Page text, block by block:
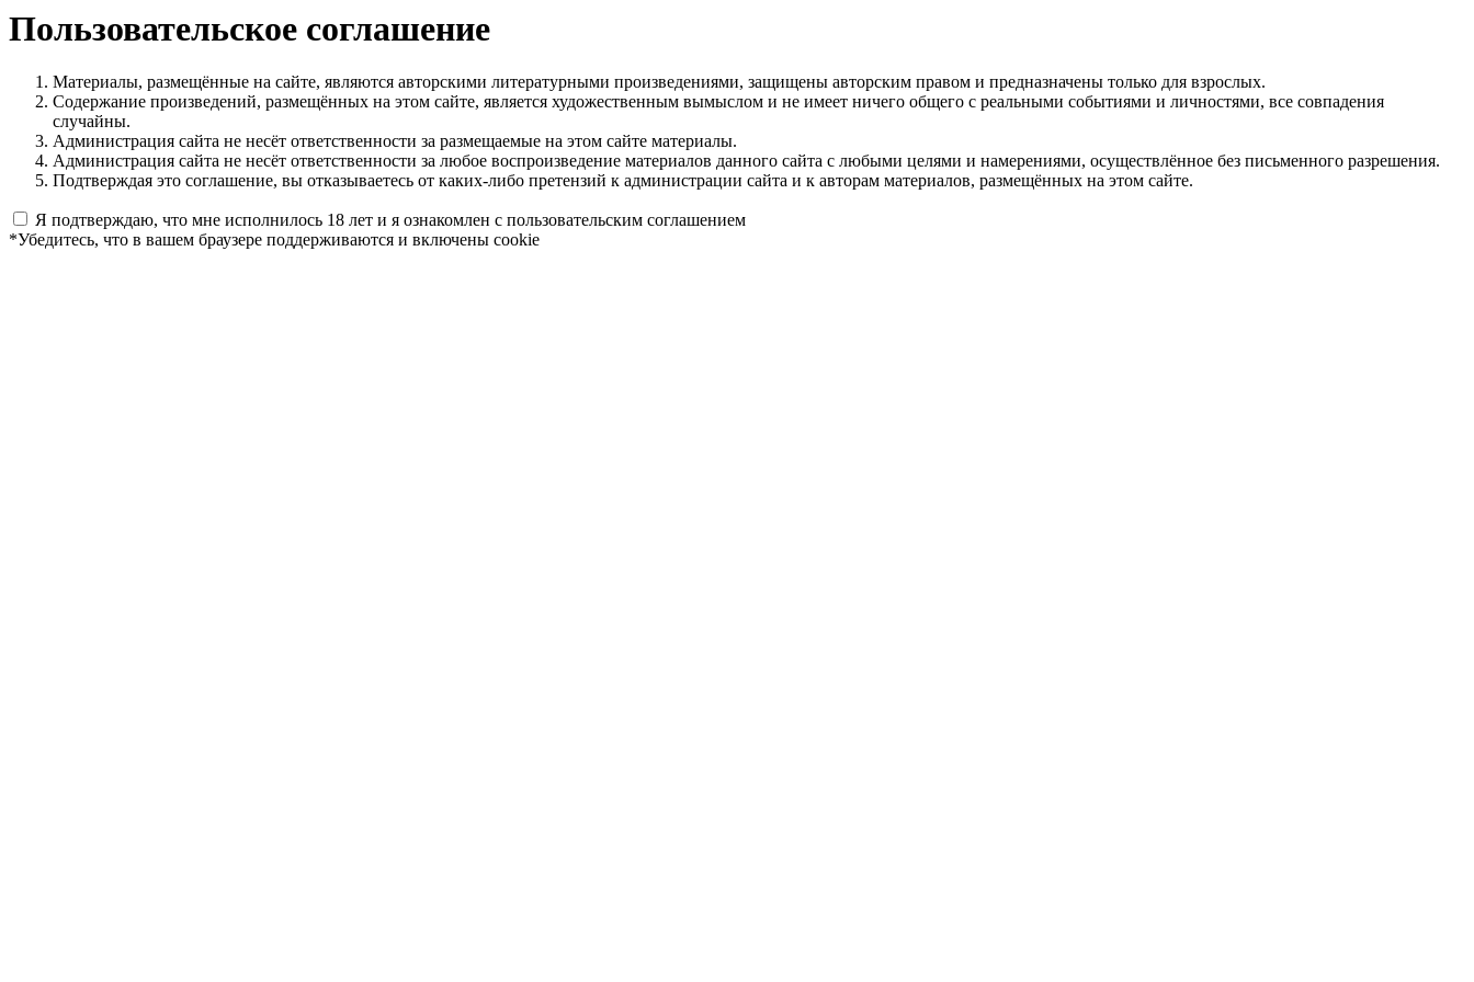
Пользовательское соглашение
Материалы, размещённые на сайте, являются авторскими литературными произведениями, защищены авторским правом и предназначены только для взрослых.
Содержание произведений, размещённых на этом сайте, является художественным вымыслом и не имеет ничего общего с реальными событиями и личностями, все совпадения
случайны.
Администрация сайта не несёт ответственности за размещаемые на этом сайте материалы.
Администрация сайта не несёт ответственности за любое воспроизведение материалов данного сайта с любыми целями и намерениями, осуществлённое без письменного разрешения.
Подтверждая это соглашение, вы отказываетесь от каких-либо претензий к администрации сайта и к авторам материалов, размещённых на этом сайте.
Я подтверждаю, что мне исполнилось 18 лет и я ознакомлен с пользовательским соглашением
*Убедитесь, что в вашем браузере поддерживаются и включены cookie